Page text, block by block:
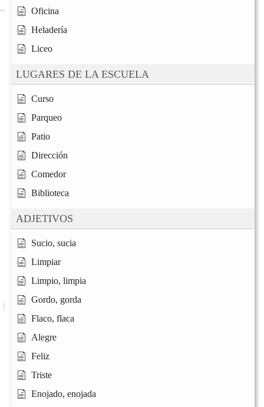
Oficina
Heladería
Liceo
LUGARES DE LA ESCUELA
Curso
Parqueo
Patio
Dirección
Comedor
Biblioteca
ADJETIVOS
Sucio, sucia
Limpiar
Limpio, limpia
Gordo, gorda
Flaco, flaca
Alegre
Feliz
Triste
Enojado, enojada